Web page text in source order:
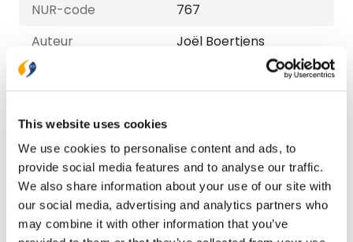
This website uses cookies
We use cookies to personalise content and ads, to
provide social media features and to analyse our traffic.
We also share information about your use of our site with
our social media, advertising and analytics partners who
may combine it with other information that you’ve
NUR-code
767
Auteur
Joël Boertjens
Taal
Uitvoeringen
Paperback
€ 16,99